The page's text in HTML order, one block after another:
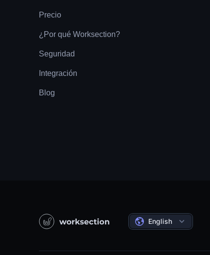
Precio
¿Por qué Worksection?
Seguridad
Integración
Blog
English